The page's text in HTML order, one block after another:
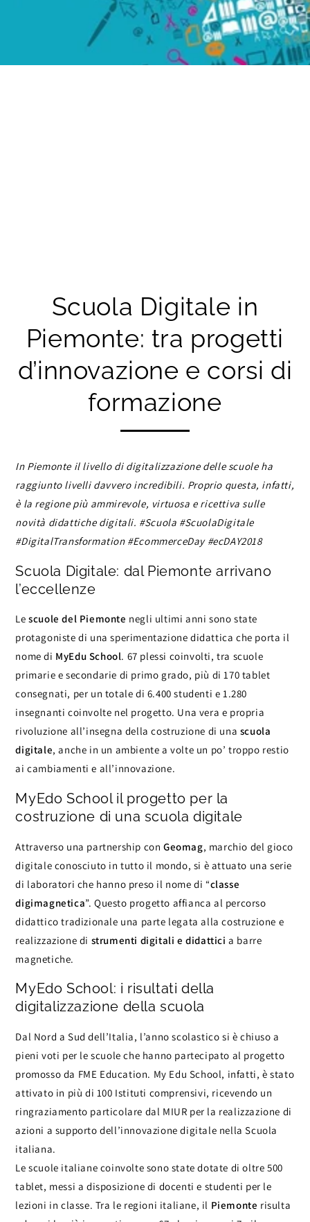
Scuola Digitale in
Piemonte: tra progetti
d’innovazione e corsi di
formazione
In Piemonte il livello di digitalizzazione delle scuole ha
raggiunto livelli davvero incredibili. Proprio questa, infatti,
è la regione più ammirevole, virtuosa e ricettiva sulle
novità didattiche digitali. #Scuola #ScuolaDigitale
#DigitalTransformation #EcommerceDay #ecDAY2018
Scuola Digitale: dal Piemonte arrivano
l’eccellenze
Lescuole del Piemonte negli ultimi anni sono state
protagoniste di una sperimentazione didattica che porta il
nome di MyEdu School. 67 plessi coinvolti, tra scuole
primarie e secondarie di primo grado, più di 170 tablet
consegnati, per un totale di 6.400 studenti e 1.280
insegnanti coinvolte nel progetto. Una vera e propria
rivoluzione all’insegna della costruzione di una scuola
digitale, anche in un ambiente a volte un po’ troppo restio
ai cambiamenti e all’innovazione.
MyEdo School il progetto per la
costruzione di una scuola digitale
Attraverso una partnership con Geomag, marchio del gioco
digitale conosciuto in tutto il mondo, si è attuato una serie
di laboratori che hanno preso il nome di “classe
digimagnetica”. Questo progetto affianca al percorso
didattico tradizionale una parte legata alla costruzione e
realizzazione di strumenti digitali e didattici a barre
magnetiche.
MyEdo School: i risultati della
digitalizzazione della scuola
Dal Nord a Sud dell’Italia, l’anno scolastico si è chiuso a
pieni voti per le scuole che hanno partecipato al progetto
promosso da FME Education. My Edu School, infatti, è stato
attivato in più di 100 Istituti comprensivi, ricevendo un
ringraziamento particolare dal MIUR per la realizzazione di
azioni a supporto dell’innovazione digitale nella Scuola
italiana.
Le scuole italiane coinvolte sono state dotate di oltre 500
tablet, messi a disposizione di docenti e studenti per le
lezioni in classe. Tra le regioni italiane, il Piemonte risulta